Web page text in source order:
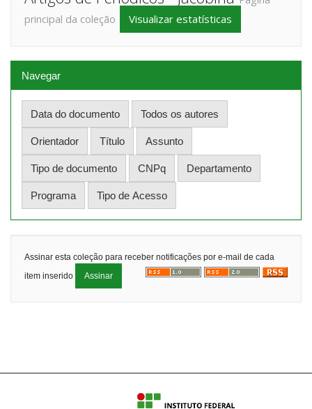
principal da coleção
Visualizar estatísticas
Navegar
Assinar esta coleção para receber notificações por e-mail de cada
item inserido